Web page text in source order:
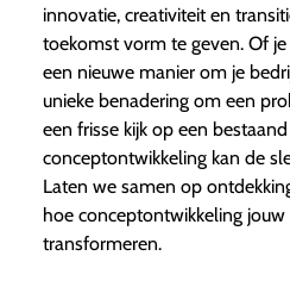
innovatie, creativiteit en
toekomst vorm te geven. Of
een nieuwe manier om je
unieke benadering om een
een frisse kijk op een
conceptontwikkeling kan de
Laten we samen op
hoe conceptontwikkeling jouw
transformeren.